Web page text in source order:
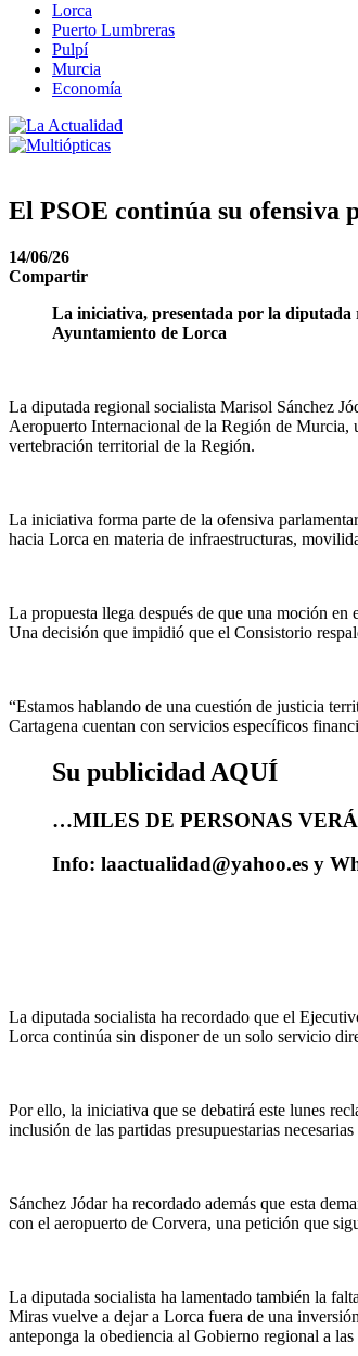
Lorca
Puerto Lumbreras
Pulpí
Murcia
Economía
El PSOE continúa su
14/06/26
Compartir
La iniciativa, presentada por la diputada
Ayuntamiento de Lorca
La diputada regional socialista Marisol Sánchez
Aeropuerto Internacional de la Región de Murcia,
vertebración territorial de la Región.
La iniciativa forma parte de la ofensiva
hacia Lorca en materia de infraestructuras,
La propuesta llega después de que una moción
Una decisión que impidió que el Consistorio
“Estamos hablando de una cuestión de justicia
Cartagena cuentan con servicios específicos
Su publicidad AQUÍ
…MILES DE PERSONAS
Info: laactualidad@yahoo.es y
La diputada socialista ha recordado que el
Lorca continúa sin disponer de un solo servicio
Por ello, la iniciativa que se debatirá este lunes
inclusión de las partidas presupuestarias
Sánchez Jódar ha recordado además que esta
con el aeropuerto de Corvera, una petición que
La diputada socialista ha lamentado también la
Miras vuelve a dejar a Lorca fuera de una
anteponga la obediencia al Gobierno regional a